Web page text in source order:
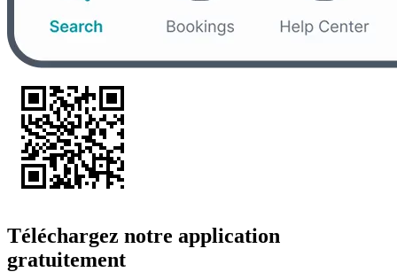
Téléchargez notre application
gratuitement